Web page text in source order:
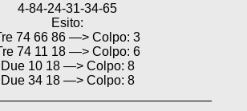
4-84-24-31-34-65
Esito:
74 66 86 —> Colpo: 3
74 11 18 —> Colpo: 6
Due 10 18 —> Colpo: 8
Due 34 18 —> Colpo: 8